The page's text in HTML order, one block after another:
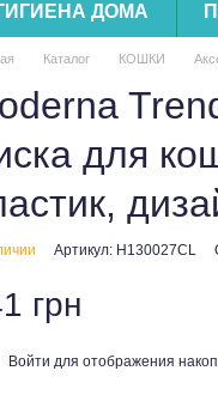
ДОМА
Каталог КОШКИ
для
Артикул: H130027CL
грн
Войти для отображения